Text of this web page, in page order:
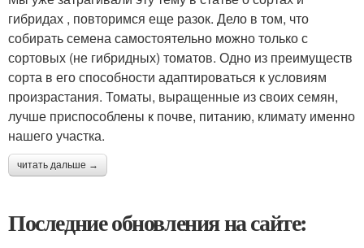
гибридах , повторимся еще разок. Дело в том, что
собирать семена самостоятельно можно только с
сортовых (не гибридных) томатов. Одно из преимуществ
сорта в его способности адаптироваться к условиям
произрастания. Томаты, выращенные из своих семян,
лучше приспособлены к почве, питанию, климату именно
нашего участка.
читать дальше →
Последние обновления на сайте: